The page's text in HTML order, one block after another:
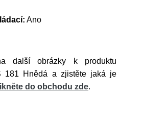
Ano
další obrázky k produktu
181 Hnědá a zjistěte jaká je
do obchodu zde.